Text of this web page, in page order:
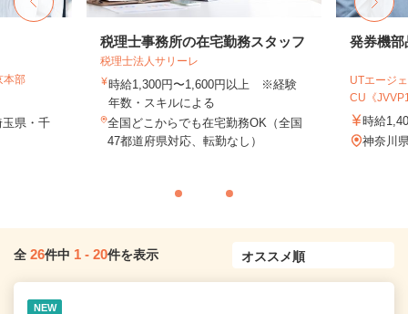
部
県・千
税理士事務所の在宅勤務スタッフ
税理士法人サリーレ
時給1,300円〜1,600円以上 ※経験
年数・スキルによる
全国どこからでも在宅勤務OK（全国
47都道府県対応、転勤なし）
発券機部
UTエージ
CU《
時給
神奈川
全 26件中 1 - 20件を表示
NEW